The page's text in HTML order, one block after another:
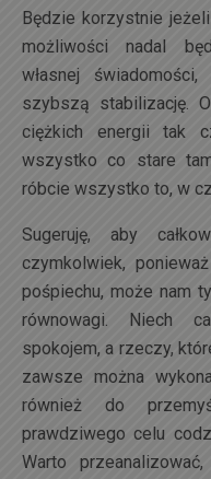
Będzie korzystnie
możliwości nadal
własnej
szybszą stabilizację.
ciężkich energii tak
wszystko co stare
róbcie wszystko to, w
Sugeruję, aby
czymkolwiek,
pośpiechu, może nam
równowagi. Niech
spokojem, a rzeczy,
zawsze można
również do
prawdziwego celu
Warto